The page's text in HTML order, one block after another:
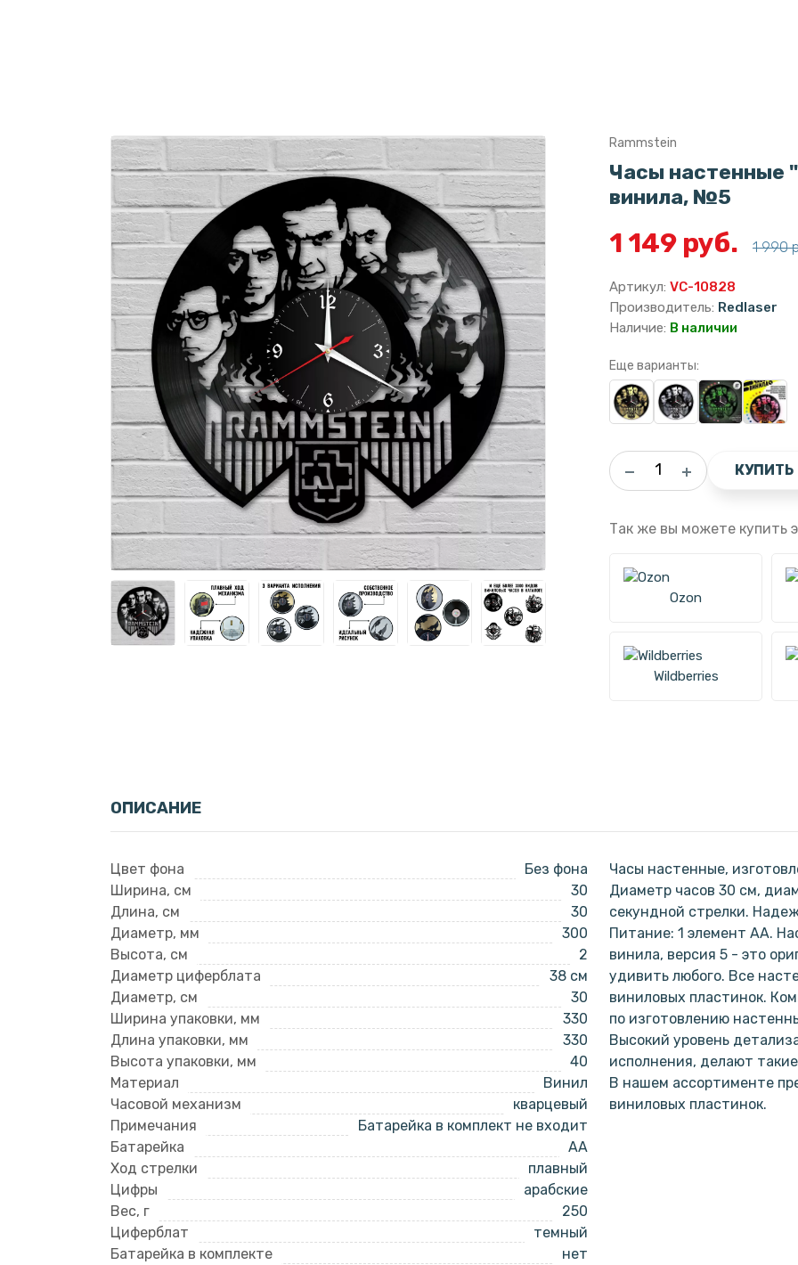
Rammstein
Часы настенные
винила, №5
1 149 руб. 1 990
Артикул: VC-10828
Производитель: Redlaser
Наличие: В наличии
Еще варианты:
КУПИТЬ
Так же вы можете купить
Ozon
Wildberries
ОПИСАНИЕ
Цвет фона
Без фона
Ширина, см
30
Длина, см
30
Диаметр, мм
300
Высота, см
2
Диаметр циферблата
38 см
Диаметр, см
30
Ширина упаковки, мм
330
Длина упаковки, мм
330
Высота упаковки, мм
40
Материал
Винил
Часовой механизм
кварцевый
Примечания
Батарейка в комплект не входит
Батарейка
AA
Ход стрелки
плавный
Цифры
арабские
Вес, г
250
Циферблат
темный
Батарейка в комплекте
нет
Часы настенные,
Диаметр часов 30 см,
секундной стрелки.
Питание: 1 элемент АА.
винила, версия 5 - это
удивить любого. Все
виниловых пластинок.
по изготовлению
Высокий уровень
исполнения, делают
В нашем ассортименте
виниловых пластинок.